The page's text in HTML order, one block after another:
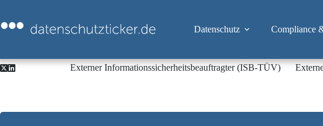
springen
Datenschutz Compliance
Externer Informationssicherheitsbeauftragter (ISB-TÜV)